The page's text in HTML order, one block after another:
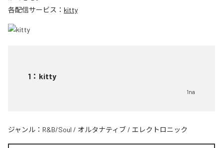
各配信サービス： kitty
1 ： kitty
1na
ジャンル： R&B/Soul / オルタナティブ / エレクトロニック